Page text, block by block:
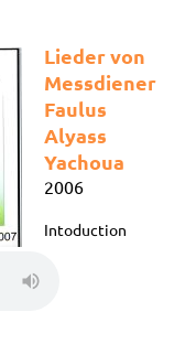
Lieder von
Messdiener
Faulus
Alyass
Yachoua
2006
Intoduction